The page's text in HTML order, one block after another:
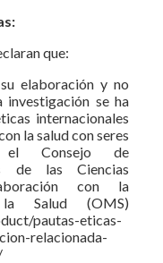
que:
elaboración y no
investigación se ha
internacionales
la salud con seres
el Consejo de
de las Ciencias
con la
Salud (OMS)
pautas-eticas-
relacionada-